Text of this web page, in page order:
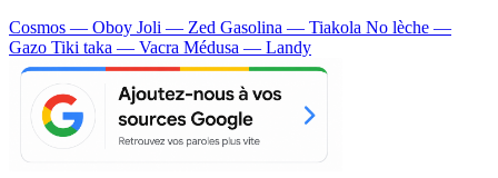
Cosmos — Oboy Joli — Zed Gasolina — Tiakola No lèche —
Gazo Tiki taka — Vacra Médusa — Landy